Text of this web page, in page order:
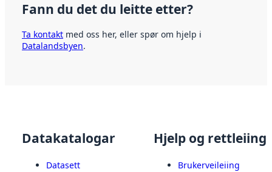
Fann du det du leitte etter?
Ta kontakt med oss her, eller spør om hjelp i
Datalandsbyen.
Datakatalogar
Datasett
Hjelp og rettleiing
Brukerveileiing